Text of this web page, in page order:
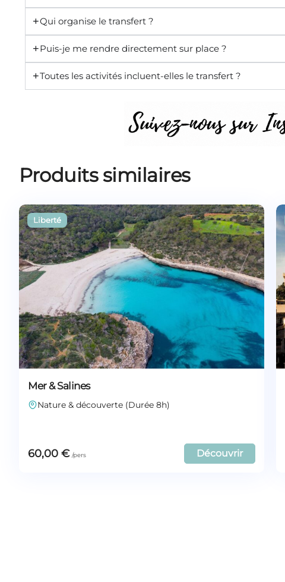
Qui organise le transfert ?
Puis-je me rendre directement sur place ?
Toutes les activités incluent-elles le transfert ?
Produits similaires
Mer & Salines
Nature & découverte (Durée 8h)
60,00 € Découvrir